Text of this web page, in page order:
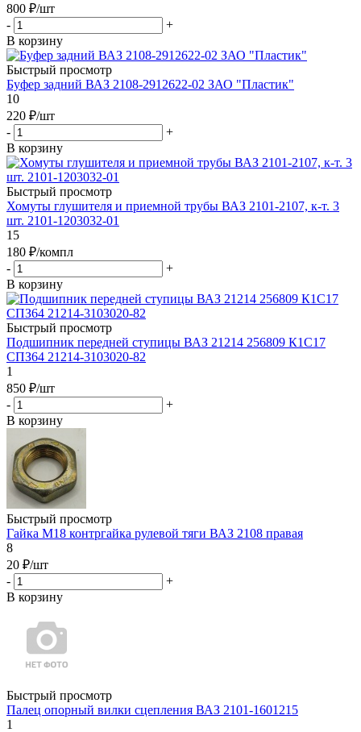
800 ₽/шт
-
+
В корзину
Быстрый просмотр
Буфер задний ВАЗ 2108-2912622-02 ЗАО "Пластик"
10
220 ₽/шт
-
+
В корзину
Быстрый просмотр
Хомуты глушителя и приемной трубы ВАЗ 2101-2107, к-т. 3
шт. 2101-1203032-01
15
180 ₽/компл
-
+
В корзину
Быстрый просмотр
Подшипник передней ступицы ВАЗ 21214 256809 К1С17
СПЗ64 21214-3103020-82
1
850 ₽/шт
-
+
В корзину
Быстрый просмотр
Гайка М18 контргайка рулевой тяги ВАЗ 2108 правая
8
20 ₽/шт
-
+
В корзину
Быстрый просмотр
Палец опорный вилки сцепления ВАЗ 2101-1601215
1